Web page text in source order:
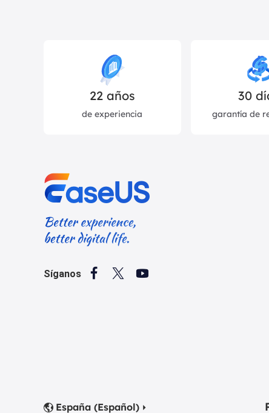
22años
de experiencia
30
garantía de
Síganos   
 España (Español) 